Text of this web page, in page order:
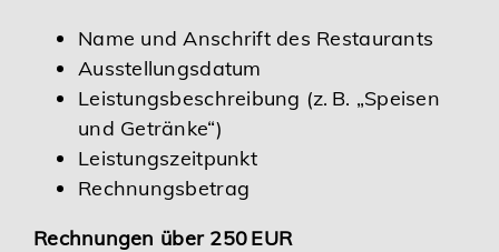
Name und Anschrift des Restaurants
Ausstellungsdatum
Leistungsbeschreibung (z. B. „Speisen
und Getränke“)
Leistungszeitpunkt
Rechnungsbetrag
Rechnungen über 250 EUR